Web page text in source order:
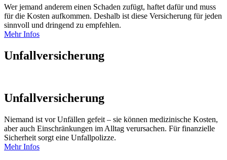
Wer jemand anderem einen Schaden zufügt, haftet dafür und muss
für die Kosten aufkommen. Deshalb ist diese Versicherung für jeden
sinnvoll und dringend zu empfehlen.
Mehr Infos
Unfallversicherung
Unfallversicherung
Niemand ist vor Unfällen gefeit – sie können medizinische Kosten,
aber auch Einschränkungen im Alltag verursachen. Für finanzielle
Sicherheit sorgt eine Unfallpolizze.
Mehr Infos